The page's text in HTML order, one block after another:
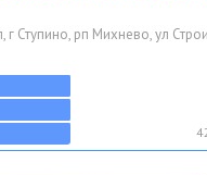
г Ступино, рп Михнево, ул